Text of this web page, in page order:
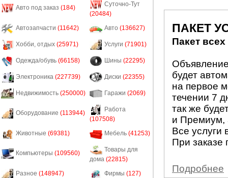
Авто под заказ (184)
Суточно-Тут
(20484)
Автозапчасти (11642) Авто (136627)
Хобби, отдых (25971) Услуги (71901)
Одежда/обувь (66158) Шины (22295)
Электроника (227739) Диски (22355)
Недвижимость (250000) Гаражи (2069)
Оборудование (113944)
Работа
(107508)
Животные (69381) Мебель (41253)
Компьютеры (109560)
Товары для
дома (22815)
Разное (148947) Фирмы (127)
ПАКЕТ
Пакет
будет
на первое
течении 7
так же
и Премиум,
Все услуги
При заказе
Подробнее